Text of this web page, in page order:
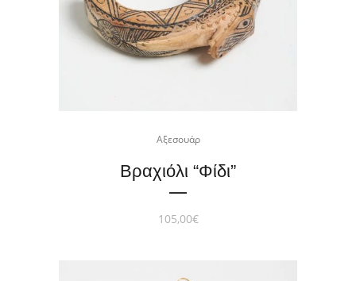
Αξεσουάρ
Βραχιόλι “Φίδι”
105,00€